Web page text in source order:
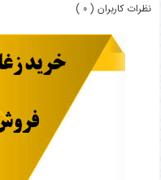
نظرات کاربران ( 0 )